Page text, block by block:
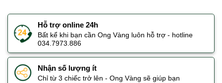
Hỗ trợ online 24h
Bất kể khi bạn cần Ong Vàng luôn hỗ trợ - hotline
034.7973.886
Nhận số lượng ít
Chỉ từ 3 chiếc trở lên - Ong Vàng sẽ giúp bạn